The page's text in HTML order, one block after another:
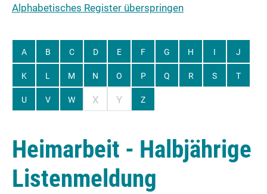
Alphabetisches Register überspringen
A B C D E F G H I J
K L M N O P Q R S T
U V W X Y Z
Heimarbeit - Halbjährige
Listenmeldung